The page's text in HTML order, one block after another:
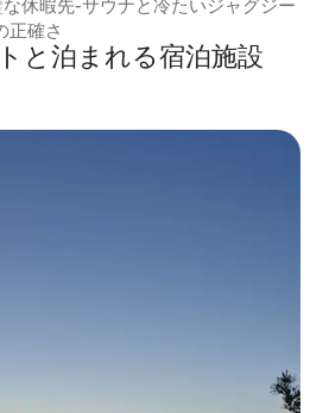
休暇先-サウナと冷たいジャグジー
正確さ
と泊まれる宿泊施設